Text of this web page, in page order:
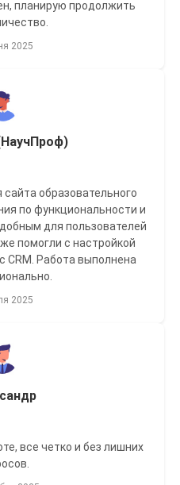
планирую продолжить
2025
образовательного
по функциональности и
для пользователей
помогли с настройкой
CRM. Работа выполнена
2025
все четко и без лишних